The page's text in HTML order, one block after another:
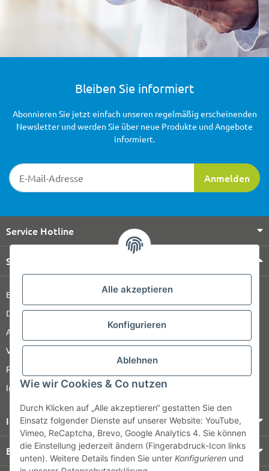
Alle akzeptieren
Konfigurieren
Ablehnen
Wie wir Cookies & Co nutzen
Durch Klicken auf „Alle akzeptieren“ gestatten Sie den
Einsatz folgender Dienste auf unserer Website: YouTube,
Vimeo, ReCaptcha, Brevo, Google Analytics 4. Sie können
die Einstellung jederzeit ändern (Fingerabdruck-Icon links
unten). Weitere Details finden Sie unter Konfigurieren und
Bleiben Sie informiert
Newsletter-Registrierung
Anmelden
Abonnieren Sie jetzt einfach unseren regelmäßig erscheinenden
Newsletter und werden Sie über neue Produkte und Angebote
informiert.
Service Hotline
Shop Service
Barrierefreiheitserklärung
Datenschutz
AGB
Versandinformationen
Retour
Impressum
Informationen
Bezahlung & Versand